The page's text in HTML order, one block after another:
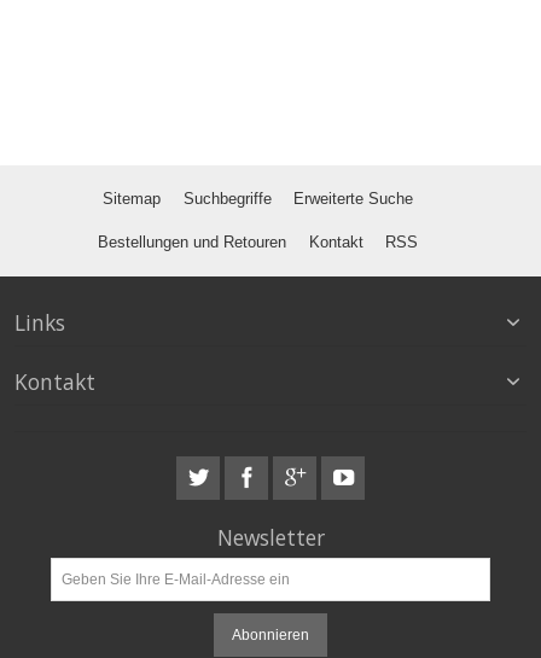
Sitemap Suchbegriffe Erweiterte Suche
Bestellungen und Retouren Kontakt RSS
Links
Kontakt
Newsletter
Abonnieren